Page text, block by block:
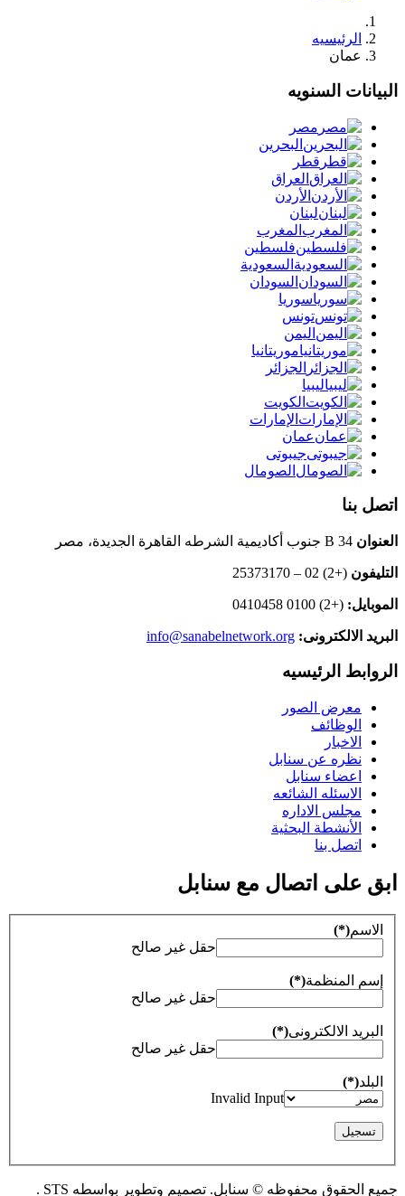
الرئيسيه
عمان
البيانات السنويه
مصر
البحرين
قطر
العراق
الأردن
لبنان
المغرب
فلسطين
السعودية
السودان
سوريا
تونس
اليمن
موريتانيا
الجزائر
ليبيا
الكويت
الإمارات
عمان
جيبوتى
الصومال
اتصل بنا
العنوان
التليفون (+2) 02 – 25373170
الموبايل: (+2) 0100 0410458
البريد الالكترونى: info@sanabelnetwork.org
الروابط الرئيسيه
معرض الصور
الوظائف
الاخبار
نظره عن سنابل
اعضاء سنابل
الاسئله الشائعه
مجلس الاداره
الأنشطة البحثية
اتصل بنا
ابق على اتصال مع سنابل
الاسم(*)
حقل غير صالح
إسم المنظمة(*)
حقل غير صالح
البريد الالكترونى(*)
حقل غير صالح
البلد(*)
Invalid Input
جميع الحقوق محفوظه © سنابل. تصميم وتطوير بواسطه STS .